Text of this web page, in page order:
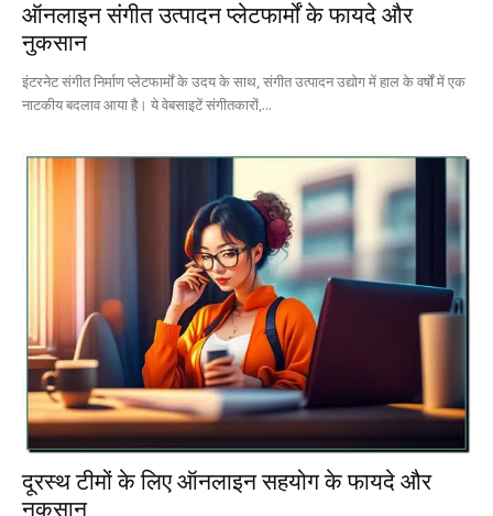
ऑनलाइन संगीत उत्पादन प्लेटफार्मों के फायदे और
नुकसान
इंटरनेट संगीत निर्माण प्लेटफार्मों के उदय के साथ, संगीत उत्पादन उद्योग में हाल के वर्षों में एक
नाटकीय बदलाव आया है। ये वेबसाइटें संगीतकारों,...
दूरस्थ टीमों के लिए ऑनलाइन सहयोग के फायदे और
नुकसान